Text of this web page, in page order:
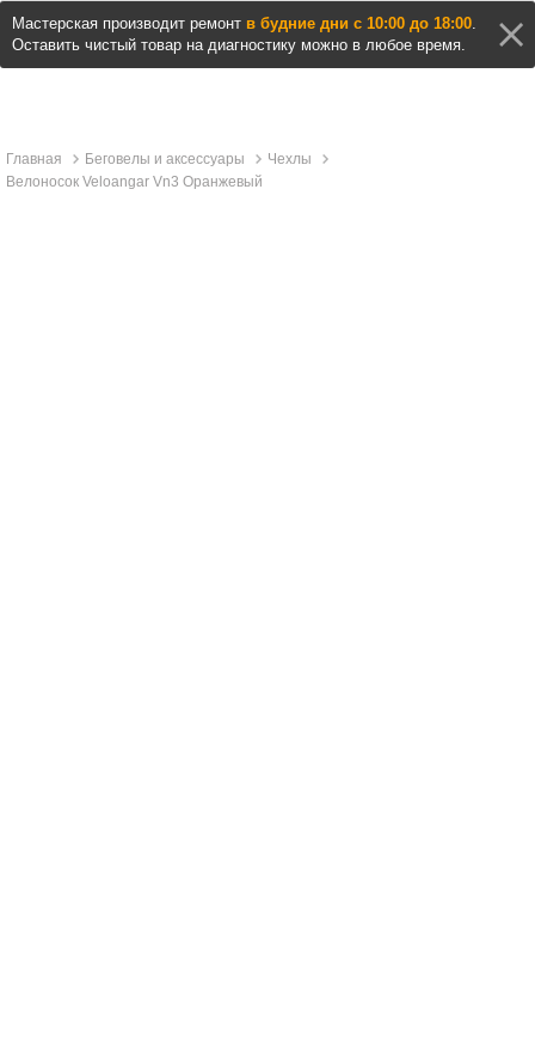
Мастерская производит ремонт в будние дни с 10:00 до 18:00.
Оставить чистый товар на диагностику можно в любое время.
Главная Беговелы и аксессуары
Чехлы
Велоносок Veloangar Vn3 Оранжевый